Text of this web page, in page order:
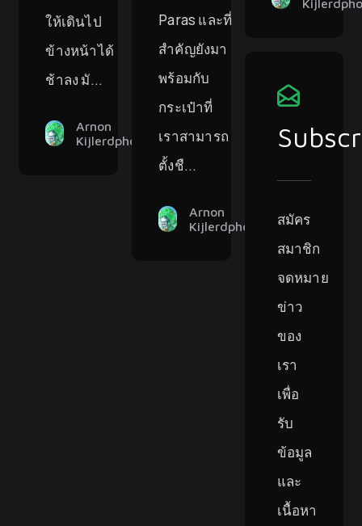
ให้เดินไป
ข้างหน้าได้
ช้าลง มั...
Arnon
Kijlerdphon
Paras และที่
สำคัญยังมา
พร้อมกับ
กระเป๋าที่
เราสามารถ
ตั้งชื...
Arnon
Kijlerdphon
สมัคร
สมาชิก
จดหมาย
ข่าว
ของ
เรา
เพื่อ
รับ
ข้อมูล
และ
เนื้อหา